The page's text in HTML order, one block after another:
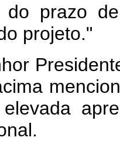
do prazo
projeto."